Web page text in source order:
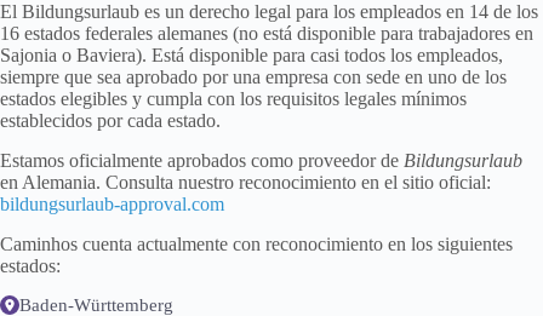
El Bildungsurlaub es un derecho legal para los empleados en 14 de los
16 estados federales alemanes (no está disponible para trabajadores en
Sajonia o Baviera). Está disponible para casi todos los empleados,
siempre que sea aprobado por una empresa con sede en uno de los
estados elegibles y cumpla con los requisitos legales mínimos
establecidos por cada estado.
Estamos oficialmente aprobados como proveedor de Bildungsurlaub
en Alemania. Consulta nuestro reconocimiento en el sitio oficial:
bildungsurlaub-approval.com
Caminhos cuenta actualmente con reconocimiento en los siguientes
estados:
Baden-Württemberg